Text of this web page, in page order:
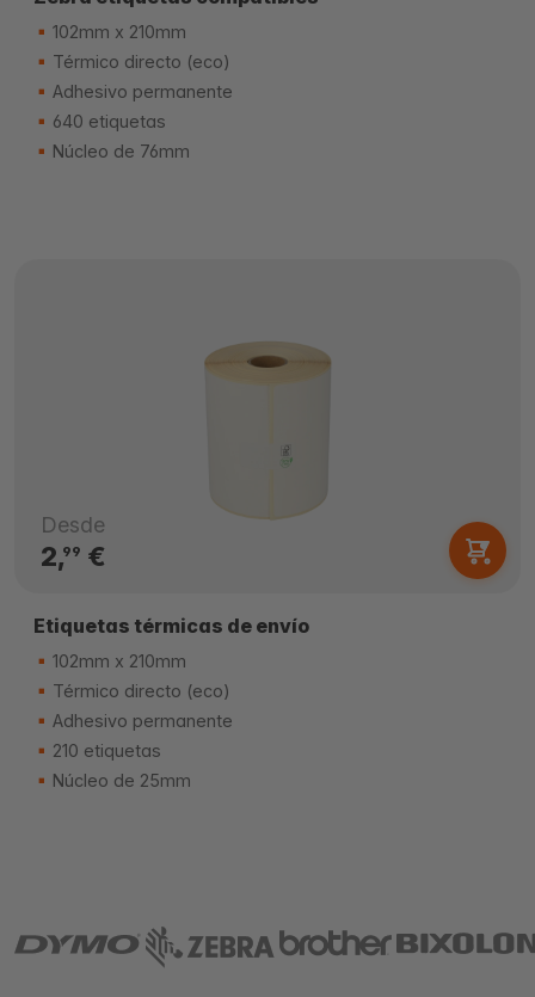
102mm x 210mm
Térmico directo (eco)
Adhesivo permanente
640 etiquetas
Núcleo de 76mm
Desde
2,99 €
Etiquetas térmicas de envío
102mm x 210mm
Térmico directo (eco)
Adhesivo permanente
210 etiquetas
Núcleo de 25mm